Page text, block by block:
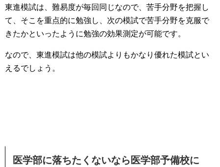
東進模試は、難易度が毎回同じなので、苦手分野を把握し
て、そこを重点的に勉強し、次の模試で苦手分野を克服で
きたかといったように勉強の効果測定が可能です。
なので、東進模試は他の模試よりもかなり優れた模試とい
えるでしょう。
医学部に落ちたくないなら医学部予備校に